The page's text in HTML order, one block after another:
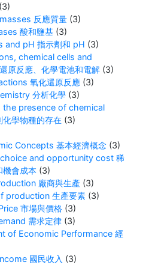
(3)
反應質量 (3)
酸和鹽基 (3)
and pH 指示劑和 pH (3)
chemical cells and
原反應、化學電池和電解 (3)
氧化還原反應 (3)
分析化學 (3)
the presence of chemical
學物種的存在 (3)
Concepts 基本經濟概念 (3)
and opportunity cost 稀
機會成本 (3)
廠商與生產 (3)
production 生產要素 (3)
市場與價格 (3)
需求定律 (3)
of Economic Performance 經
國民收入 (3)